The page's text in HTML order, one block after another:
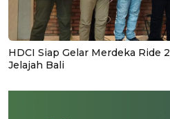
HDCI Siap Gelar Merdeka Ride
Jelajah Bali